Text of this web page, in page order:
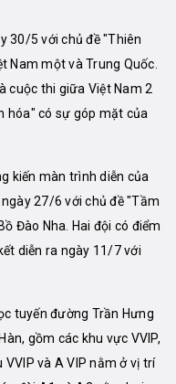
30/5 với chủ đề "Thiên
Nam một và Trung Quốc.
cuộc thi giữa Việt Nam 2
hóa" có sự góp mặt của
kiến màn trình diễn của
27/6 với chủ đề "Tầm
Đào Nha. Hai đội có điểm
diễn ra ngày 11/7 với
tuyến đường Trần Hưng
gồm các khu vực VVIP,
VVIP và A VIP nằm ở vị trí